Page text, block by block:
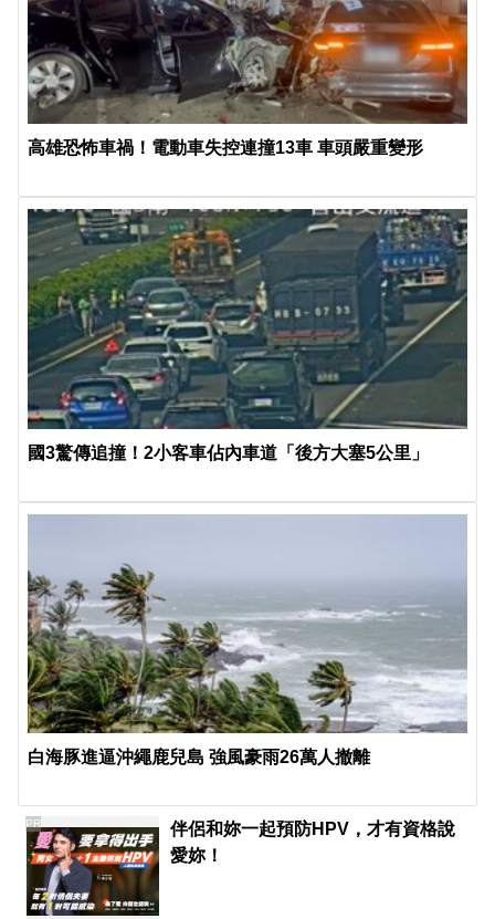
高雄恐怖車禍！電動車失控連撞13車 車頭嚴重變形
國3驚傳追撞！2小客車佔內車道「後方大塞5公里」
白海豚進逼沖繩鹿兒島 強風豪雨26萬人撤離
伴侶和妳一起預防HPV，才有資格說
愛妳！
PR